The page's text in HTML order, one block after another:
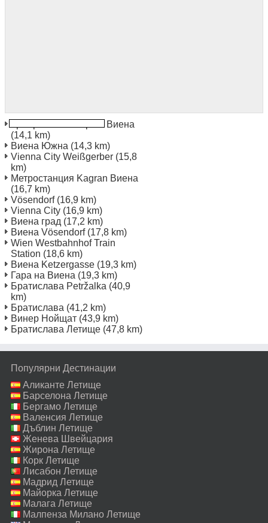
Централна жп гара в Виена
(14,1 km)
Виена Южна (14,3 km)
Vienna City Weißgerber (15,8
km)
Метростанция Kagran Виена
(16,7 km)
Vösendorf(16,9 km)
Vienna City (16,9 km)
Виена град (17,2 km)
Виена Vösendorf(17,8 km)
Wien Westbahnhof Train
Station (18,6 km)
Виена Ketzergasse (19,3 km)
Гара на Виена (19,3 km)
Братислава Petržalka (40,9
km)
Братислава (41,2 km)
Винер Нойщат (43,9 km)
Братислава Летище (47,8 km)
Популярни Дестинации
Аликанте Летище
Барселона Летище
Бергамо Летище
Валенсия Летище
Дъблин Летище
Женева Швейцария
Летище
Жирона Летище
Корк Летище
Лисабон Летище
Мадрид Летище
Майорка Летище
Малага Летище
Малпенза Милано Летище